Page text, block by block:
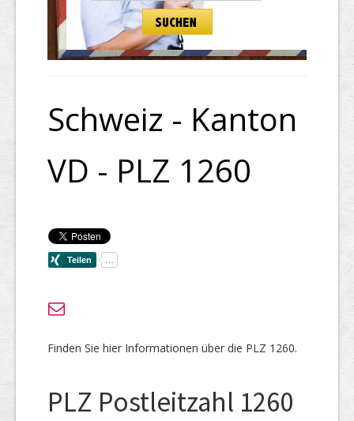
Schweiz - Kanton
VD - PLZ 1260
Finden Sie hier Informationen über die PLZ 1260.
PLZ Postleitzahl 1260